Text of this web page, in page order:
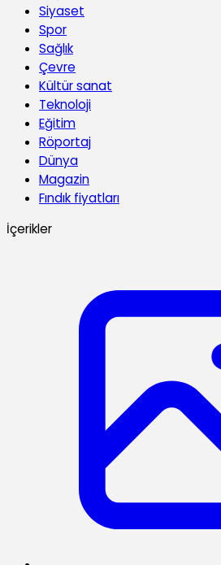
Siyaset
Spor
Sağlık
Çevre
Kültür sanat
Teknoloji
Eğitim
Röportaj
Dünya
Magazin
Fındık fiyatları
İçerikler